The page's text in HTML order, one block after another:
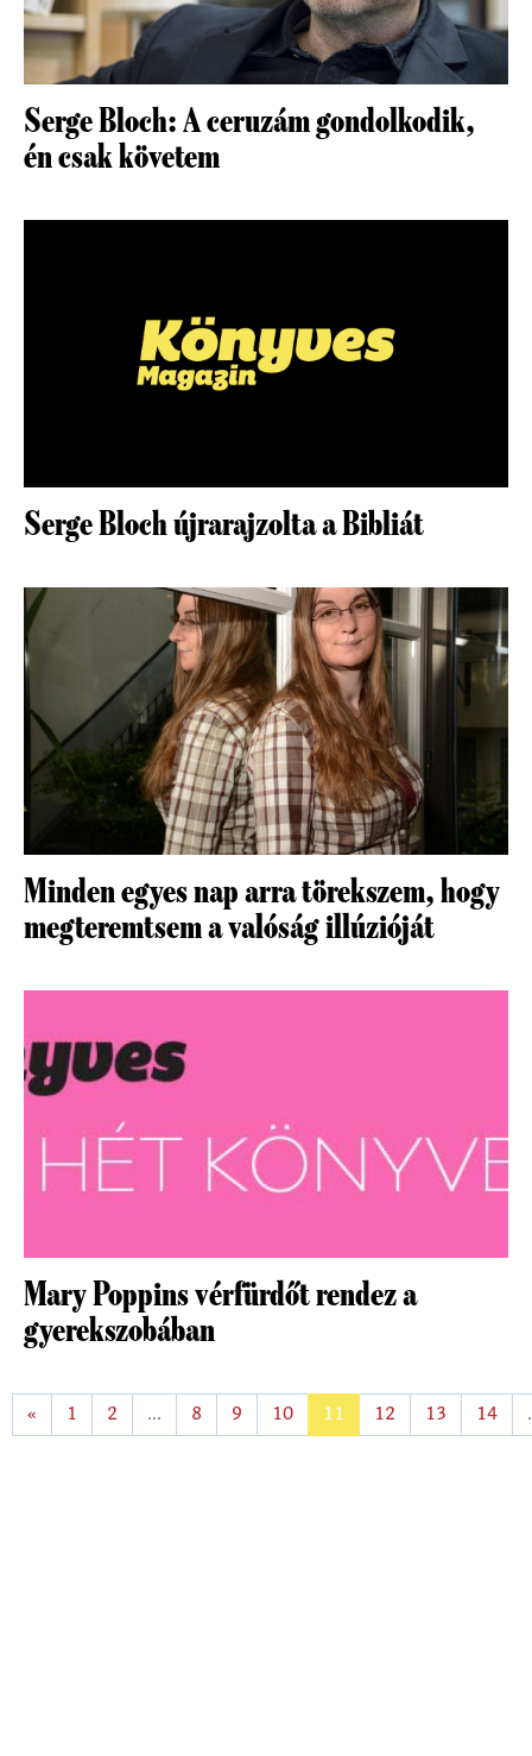
Serge Bloch: A ceruzám gondolkodik,
én csak követem
Serge Bloch újrarajzolta a Bibliát
Minden egyes nap arra törekszem, hogy
megteremtsem a valóság illúzióját
Mary Poppins vérfürdőt rendez a
gyerekszobában
« 1 2 ... 8 9 10 11 12 13 14